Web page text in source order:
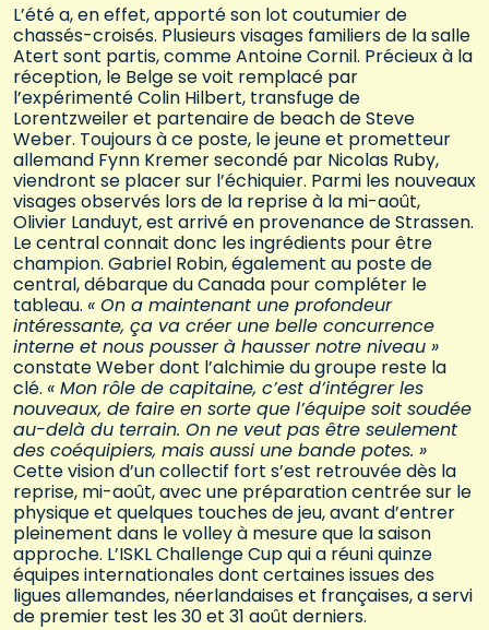
L’été a, en effet, apporté son lot coutumier de
chassés-croisés. Plusieurs visages familiers de la salle
Atert sont partis, comme Antoine Cornil. Précieux à la
réception, le Belge se voit remplacé par
l’expérimenté Colin Hilbert, transfuge de
Lorentzweiler et partenaire de beach de Steve
Weber. Toujours à ce poste, le jeune et prometteur
allemand Fynn Kremer secondé par Nicolas Ruby,
viendront se placer sur l’échiquier. Parmi les nouveaux
visages observés lors de la reprise à la mi-août,
Olivier Landuyt, est arrivé en provenance de Strassen.
Le central connait donc les ingrédients pour être
champion. Gabriel Robin, également au poste de
central, débarque du Canada pour compléter le
tableau. « On a maintenant une profondeur
intéressante, ça va créer une belle concurrence
interne et nous pousser à hausser notre niveau »
constate Weber dont l’alchimie du groupe reste la
clé. « Mon rôle de capitaine, c’est d’intégrer les
nouveaux, de faire en sorte que l’équipe soit soudée
au-delà du terrain. On ne veut pas être seulement
des coéquipiers, mais aussi une bande potes. »
Cette vision d’un collectif fort s’est retrouvée dès la
reprise, mi-août, avec une préparation centrée sur le
physique et quelques touches de jeu, avant d’entrer
pleinement dans le volley à mesure que la saison
approche. L’ISKL Challenge Cup qui a réuni quinze
équipes internationales dont certaines issues des
ligues allemandes, néerlandaises et françaises, a servi
de premier test les 30 et 31 août derniers.